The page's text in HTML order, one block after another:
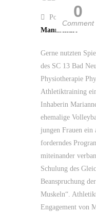
0
Comment
Posted by SC
Mannschaft
Gerne nutzten
des SC 13 Bad
Physiotherapie
Athletiktraining
Inhaberin
ehemalige
jungen Frauen ein
forderndes
miteinander
Schulung des
Beanspruchung
Muskeln“.
Engagement von